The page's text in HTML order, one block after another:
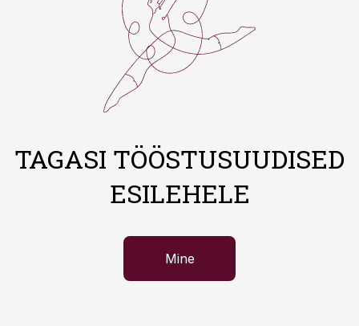
TAGASI TÖÖSTUSUUDISED
ESILEHELE
Mine